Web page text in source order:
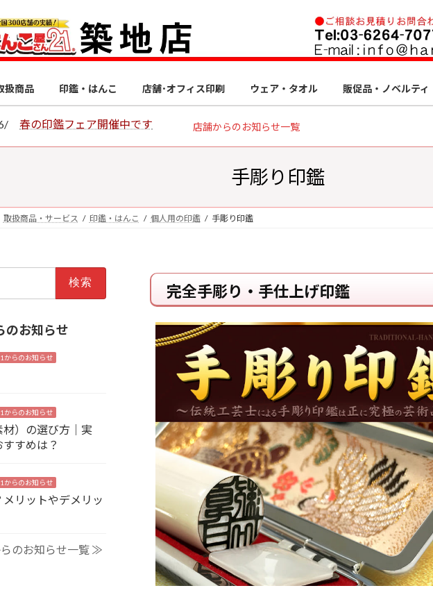
扱商品 印鑑・はんこ 店舗･オフィス印刷 ウェア・タオル 販促品・ノベルティ
春の印鑑フェア開催中です 店舗からのお知らせ一覧
手彫り印鑑
取扱商品・サービス 印鑑・はんこ 個人用の印鑑 手彫り印鑑
完全手彫り・手仕上げ印鑑
のお知らせ
からのお知らせ
からのお知らせ
）の選び方｜実
すめは？
からのお知らせ
リットやデメリッ
のお知らせ一覧 ≫